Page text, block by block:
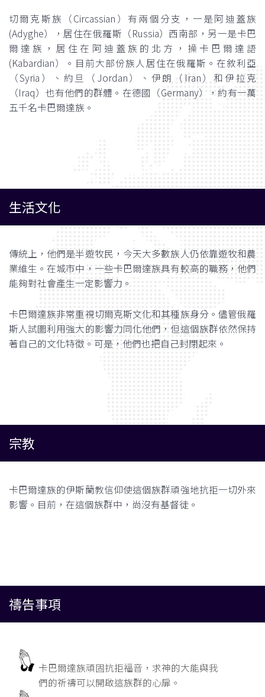
切爾克斯族（Circassian）有兩個分支，一是阿迪蓋族
(Adyghe），居住在俄羅斯（Russia）西南部，另一是卡巴
爾達族，居住在阿迪蓋族的北方，操卡巴爾達語
(Kabardian）。目前大部份族人居住在俄羅斯。在敘利亞
（Syria）、約旦（Jordan）、伊朗（Iran）和伊拉克
（Iraq）也有他們的群體。在德國（Germany），約有一萬
五千名卡巴爾達族。
生活文化
傳統上，他們是半遊牧民，今天大多數族人仍依靠遊牧和農
業維生。在城市中，一些卡巴爾達族具有較高的職務，他們
能夠對社會產生一定影響力。
卡巴爾達族非常重視切爾克斯文化和其種族身分。儘管俄羅
斯人試圖利用強大的影響力同化他們，但這個族群依然保持
著自己的文化特徵。可是，他們也把自己封閉起來。
宗教
卡巴爾達族的伊斯蘭教信仰使這個族群頑強地抗拒一切外來
影響。目前，在這個族群中，尚沒有基督徒。
禱告事項
卡巴爾達族頑固抗拒福音，求神的大能與我
們的祈禱可以開啟這族群的心扉。